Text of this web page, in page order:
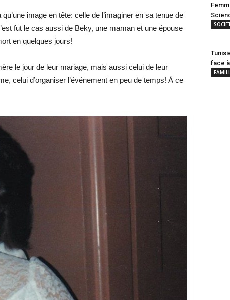
image en tête: celle de l’imaginer en sa tenue de
fut le cas aussi de Beky, une maman et une épouse
en quelques jours!
le jour de leur mariage, mais aussi celui de leur
celui d’organiser l’événement en peu de temps! À ce
face